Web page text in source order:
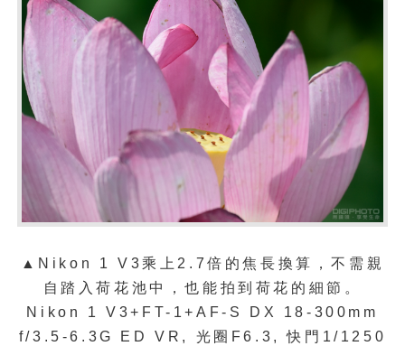
▲Nikon 1 V3乘上2.7倍的焦長換算，不需親
自踏入荷花池中，也能拍到荷花的細節。
Nikon 1 V3+FT-1+AF-S DX 18-300mm
f/3.5-6.3G ED VR, 光圈F6.3, 快門1/1250